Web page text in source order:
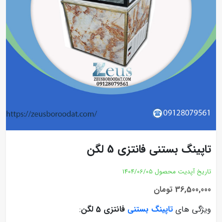
تاپینگ بستنی فانتزی 5 لگن
تاریخ آپدیت محصول 1404/06/05
36,500,000 تومان
ویژگی های تاپینگ بستنی فانتزی 5 لگن
: